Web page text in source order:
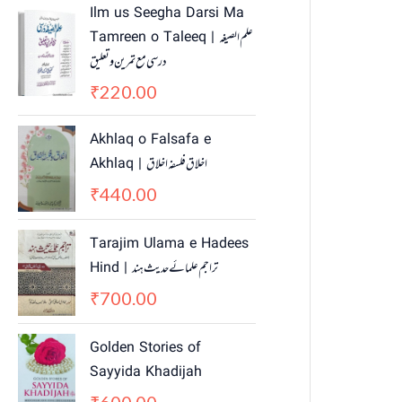
Ilm us Seegha Darsi Ma
Tamreen o Taleeq | علم الصیغہ
درسی مع تمرین و تعلیق
₹220.00
Akhlaq o Falsafa e
Akhlaq | اخلاق فلسفہ اخلاق
₹440.00
Tarajim Ulama e Hadees
Hind | تراجم علمائے حديث ہند
₹700.00
Golden Stories of
Sayyida Khadijah